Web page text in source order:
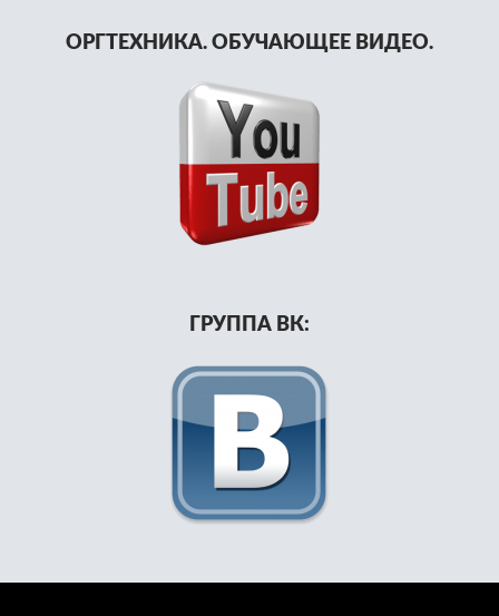
ОРГТЕХНИКА. ОБУЧАЮЩЕЕ ВИДЕО.
ГРУППА ВК: